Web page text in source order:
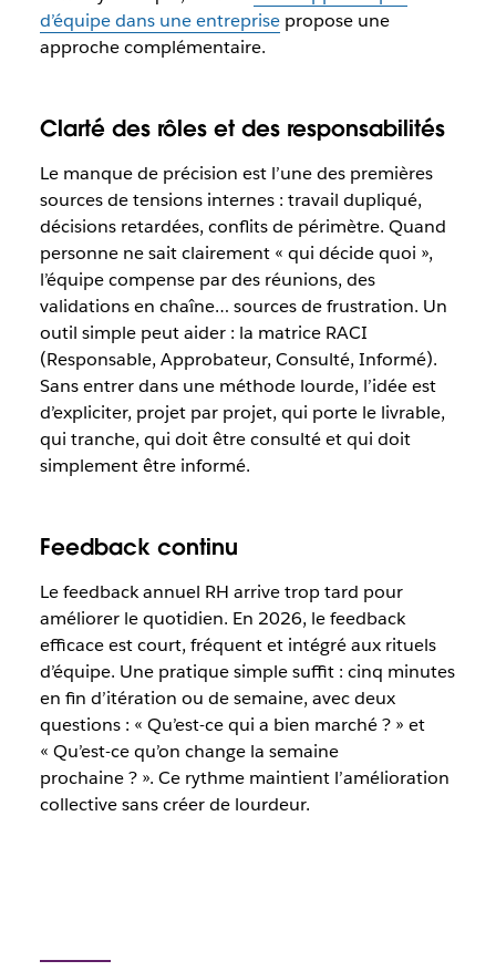
d’équipe dans une entreprisepropose une
approche complémentaire.
Clarté des rôles et des responsabilités
Le manque de précision est l’une des premières
sources de tensions internes : travail dupliqué,
décisions retardées, conflits de périmètre. Quand
personne ne sait clairement « qui décide quoi »,
l’équipe compense par des réunions, des
validations en chaîne… sources de frustration. Un
outil simple peut aider : la matrice RACI
(Responsable, Approbateur, Consulté, Informé).
Sans entrer dans une méthode lourde, l’idée est
d’expliciter, projet par projet, qui porte le livrable,
qui tranche, qui doit être consulté et qui doit
simplement être informé.
Feedback continu
Le feedback annuel RH arrive trop tard pour
améliorer le quotidien. En 2026, le feedback
efficace est court, fréquent et intégré aux rituels
d’équipe. Une pratique simple suffit : cinq minutes
en fin d’itération ou de semaine, avec deux
questions : « Qu’est-ce qui a bien marché ? » et
« Qu’est-ce qu’on change la semaine
prochaine ? ». Ce rythme maintient l’amélioration
collective sans créer de lourdeur.